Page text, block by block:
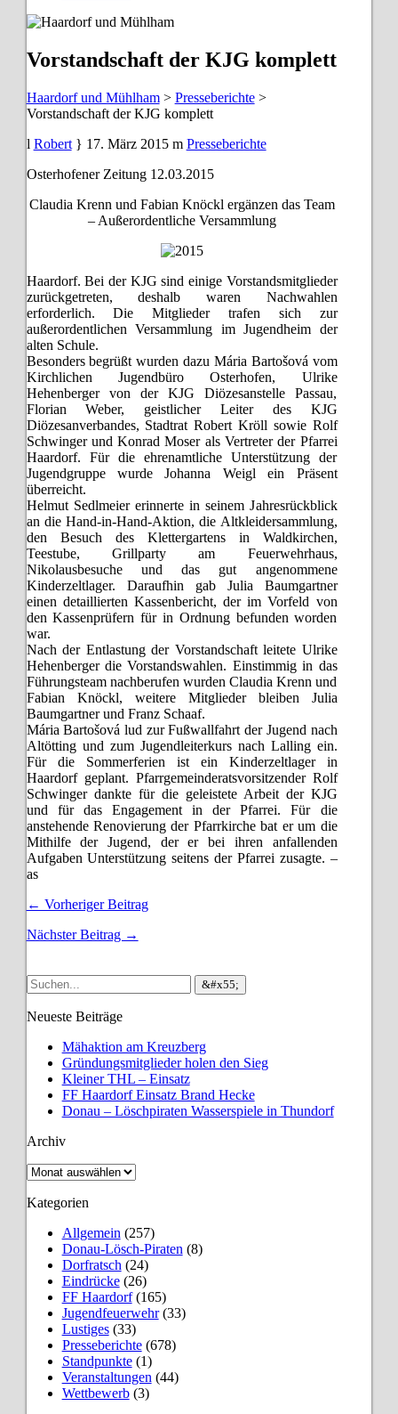
Vorstandschaft der KJG komplett
Haardorf und Mühlham> Presseberichte>
Vorstandschaft der KJG komplett
Robert
17. März 2015
Presseberichte
Osterhofener Zeitung 12.03.2015
Claudia Krenn und Fabian Knöckl ergänzen das Team
– Außerordentliche Versammlung
Haardorf. Bei der KJG sind einige Vorstandsmitglieder
zurückgetreten, deshalb waren Nachwahlen
erforderlich. Die Mitglieder trafen sich zur
außerordentlichen Versammlung im Jugendheim der
alten Schule.
Besonders begrüßt wurden dazu Mária Bartošová vom
Kirchlichen Jugendbüro Osterhofen, Ulrike
Hehenberger von der KJG Diözesanstelle Passau,
Florian Weber, geistlicher Leiter des KJG
Diözesanverbandes, Stadtrat Robert Kröll sowie Rolf
Schwinger und Konrad Moser als Vertreter der Pfarrei
Haardorf. Für die ehrenamtliche Unterstützung der
Jugendgruppe wurde Johanna Weigl ein Präsent
überreicht.
Helmut Sedlmeier erinnerte in seinem Jahresrückblick
an die Hand-in-Hand-Aktion, die Altkleidersammlung,
den Besuch des Klettergartens in Waldkirchen,
Teestube, Grillparty am Feuerwehrhaus,
Nikolausbesuche und das gut angenommene
Kinderzeltlager. Daraufhin gab Julia Baumgartner
einen detaillierten Kassenbericht, der im Vorfeld von
den Kassenprüfern für in Ordnung befunden worden
war.
Nach der Entlastung der Vorstandschaft leitete Ulrike
Hehenberger die Vorstandswahlen. Einstimmig in das
Führungsteam nachberufen wurden Claudia Krenn und
Fabian Knöckl, weitere Mitglieder bleiben Julia
Baumgartner und Franz Schaaf.
Mária Bartošová lud zur Fußwallfahrt der Jugend nach
Altötting und zum Jugendleiterkurs nach Lalling ein.
Für die Sommerferien ist ein Kinderzeltlager in
Haardorf geplant. Pfarrgemeinderatsvorsitzender Rolf
Schwinger dankte für die geleistete Arbeit der KJG
und für das Engagement in der Pfarrei. Für die
anstehende Renovierung der Pfarrkirche bat er um die
Mithilfe der Jugend, der er bei ihren anfallenden
Aufgaben Unterstützung seitens der Pfarrei zusagte. –
as
← Vorheriger Beitrag
Nächster Beitrag →
Neueste Beiträge
Mähaktion am Kreuzberg
Gründungsmitglieder holen den Sieg
Kleiner THL – Einsatz
FF Haardorf Einsatz Brand Hecke
Donau – Löschpiraten Wasserspiele in Thundorf
Archiv
Archiv
Kategorien
Allgemein (257)
Donau-Lösch-Piraten (8)
Dorfratsch (24)
Eindrücke(26)
FF Haardorf(165)
Jugendfeuerwehr(33)
Lustiges(33)
Presseberichte(678)
Standpunkte(1)
Veranstaltungen (44)
Wettbewerb(3)